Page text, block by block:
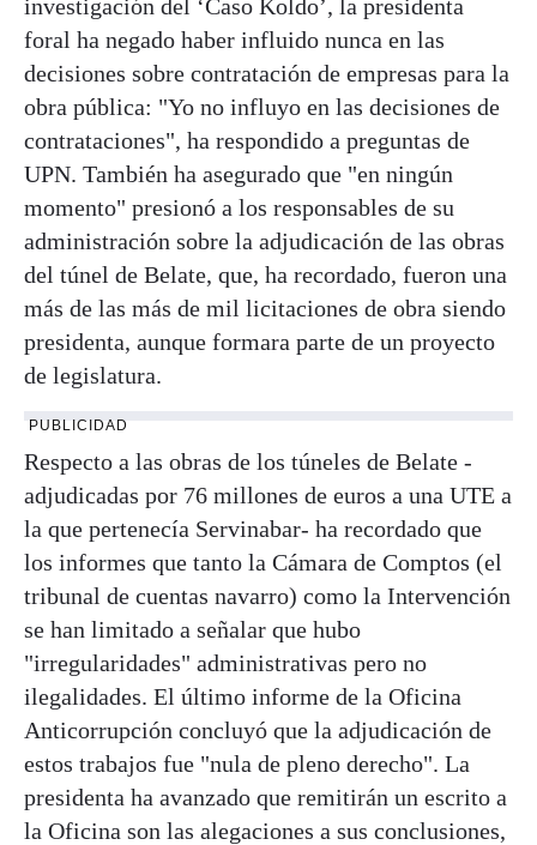
investigación del ‘Caso Koldo’, la presidenta
foral ha negado haber influido nunca en las
decisiones sobre contratación de empresas para la
obra pública: "Yo no influyo en las decisiones de
contrataciones", ha respondido a preguntas de
UPN. También ha asegurado que "en ningún
momento" presionó a los responsables de su
administración sobre la adjudicación de las obras
del túnel de Belate, que, ha recordado, fueron una
más de las más de mil licitaciones de obra siendo
presidenta, aunque formara parte de un proyecto
de legislatura.
PUBLICIDAD
Respecto a las obras de los túneles de Belate -
adjudicadas por 76 millones de euros a una UTE a
la que pertenecía Servinabar- ha recordado que
los informes que tanto la Cámara de Comptos (el
tribunal de cuentas navarro) como la Intervención
se han limitado a señalar que hubo
"irregularidades" administrativas pero no
ilegalidades. El último informe de la Oficina
Anticorrupción concluyó que la adjudicación de
estos trabajos fue "nula de pleno derecho". La
presidenta ha avanzado que remitirán un escrito a
la Oficina son las alegaciones a sus conclusiones,